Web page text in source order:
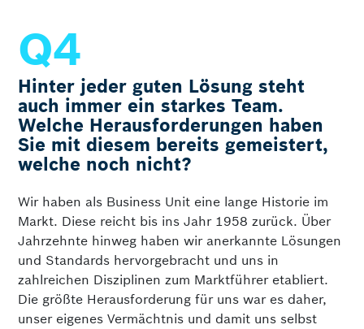
Hinter jeder guten Lösung steht
auch immer ein starkes Team.
Welche Herausforderungen haben
Sie mit diesem bereits gemeistert,
welche noch nicht?
Wir haben als Business Unit eine lange Historie im
Markt. Diese reicht bis ins Jahr 1958 zurück. Über
Jahrzehnte hinweg haben wir anerkannte Lösungen
und Stan­dards hervorgebracht und uns in
zahlreichen Disziplinen zum Marktführer etabliert.
Die größte Heraus­forderung für uns war es daher,
unser eigenes Vermächt­nis und damit uns selbst